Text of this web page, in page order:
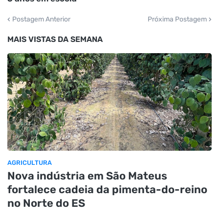
Postagem Anterior Próxima Postagem
MAIS VISTAS DA SEMANA
AGRICULTURA
Nova indústria em São Mateus
fortalece cadeia da pimenta-do-reino
no Norte do ES